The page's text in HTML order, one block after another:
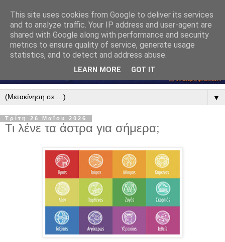
▼
Τρίτη 26 Μαΐου 2026
Τι λένε τα άστρα για σήμερα;
This site uses cookies from Google to deliver its services
and to analyze traffic. Your IP address and user-agent are
shared with Google along with performance and security
metrics to ensure quality of service, generate usage
statistics, and to detect and address abuse.
LEARN MORE GOT IT